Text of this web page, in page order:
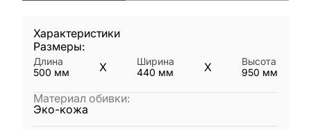
Характеристики
Размеры:
Длина
500 мм X
Ширина
440 мм X
Высота
950 мм
Материал обивки:
Эко-кожа